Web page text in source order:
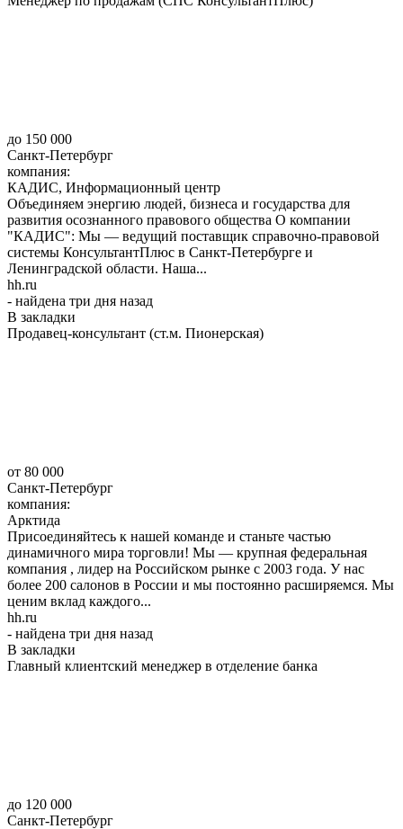
до 150 000
Санкт-Петербург
компания:
КАДИС, Информационный центр
Объединяем энергию людей, бизнеса и государства для
развития осознанного правового общества О компании
"КАДИС": Мы — ведущий поставщик справочно-правовой
системы КонсультантПлюс в Санкт-Петербурге и
Ленинградской области. Наша...
hh.ru
- найдена три дня назад
В закладки
Продавец-консультант (ст.м. Пионерская)
от 80 000
Санкт-Петербург
компания:
Арктида
Присоединяйтесь к нашей команде и станьте частью
динамичного мира торговли! Мы — крупная федеральная
компания , лидер на Российском рынке с 2003 года. У нас
более 200 салонов в России и мы постоянно расширяемся. Мы
ценим вклад каждого...
hh.ru
- найдена три дня назад
В закладки
Главный клиентский менеджер в отделение банка
до 120 000
Санкт-Петербург